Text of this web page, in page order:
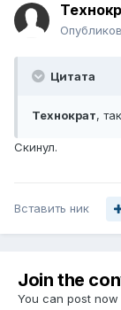
Цитата
Технократ,
Скинул.
Вставить ник
Join the
You can post